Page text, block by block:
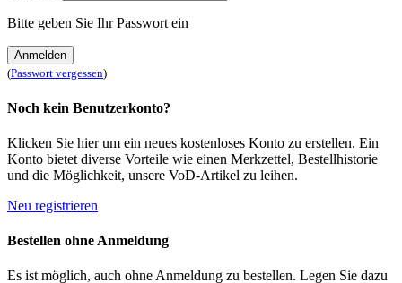
Bitte geben Sie Ihr Passwort ein
Anmelden
(Passwort vergessen)
Noch kein Benutzerkonto?
Klicken Sie hier um ein neues kostenloses Konto zu erstellen. Ein
Konto bietet diverse Vorteile wie einen Merkzettel, Bestellhistorie
und die Möglichkeit, unsere VoD-Artikel zu leihen.
Neu registrieren
Bestellen ohne Anmeldung
Es ist möglich, auch ohne Anmeldung zu bestellen. Legen Sie dazu